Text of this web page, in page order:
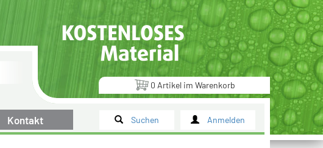
0 Artikel im Warenkorb
Kontakt Suchen Anmelden